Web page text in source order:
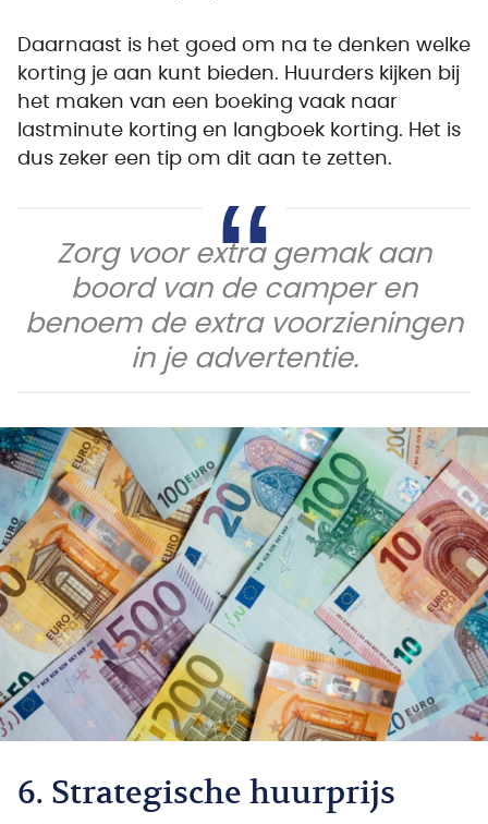
Daarnaast is het goed om na te denken welke
korting je aan kunt bieden. Huurders kijken bij
het maken van een boeking vaak naar
lastminute korting en langboek korting. Het is
dus zeker een tip om dit aan te zetten.
Zorg voor extra gemak aan
boord van de camper en
benoem de extra voorzieningen
in je advertentie.
6. Strategische huurprijs